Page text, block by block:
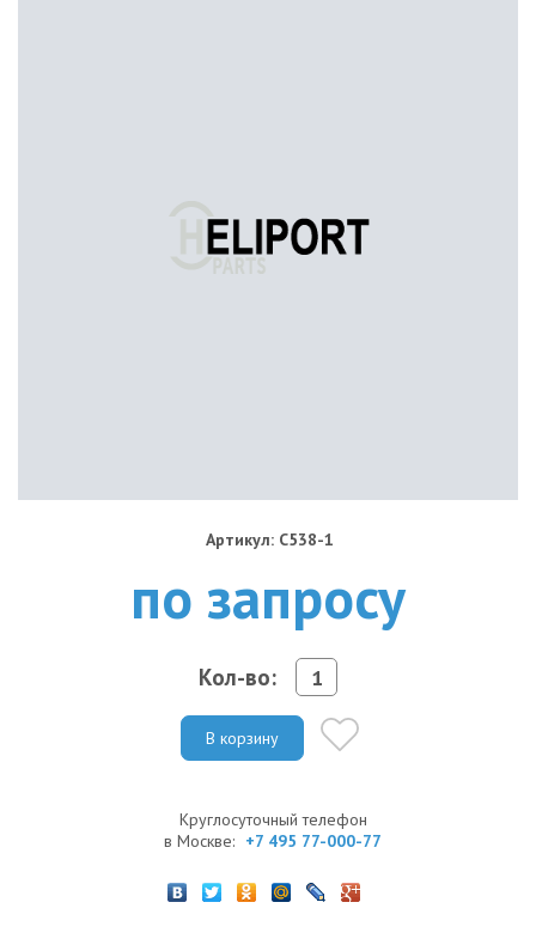
Артикул: C538-1
по запросу
Кол-во:
В корзину
Круглосуточный телефон
в Москве: +7 495 77-000-77